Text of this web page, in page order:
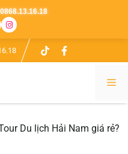
0868.13.16.18
Du lịch Hải Nam giá rẻ?